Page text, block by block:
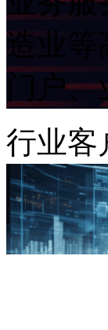
造业等
门户
行业客